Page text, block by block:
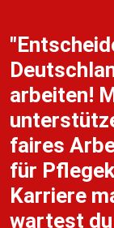
arbeiten!
faires
für
Karriere
wartest